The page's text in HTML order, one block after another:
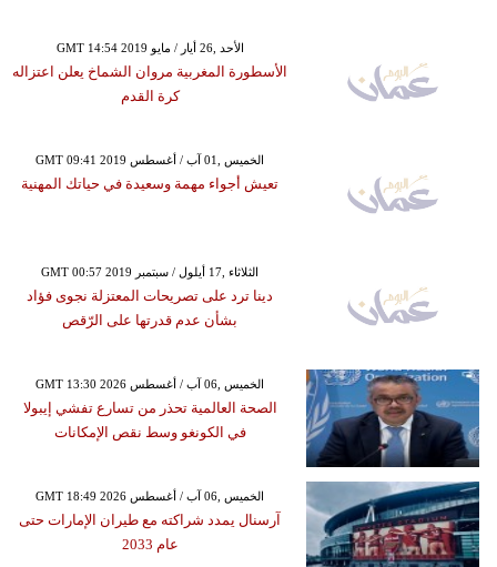
GMT 14:54 2019 الأحد ,26 أيار / مايو
الأسطورة المغربية مروان الشماخ يعلن اعتزاله
كرة القدم
GMT 09:41 2019 الخميس ,01 آب / أغسطس
تعيش أجواء مهمة وسعيدة في حياتك المهنية
GMT 00:57 2019 الثلاثاء ,17 أيلول / سبتمبر
دينا ترد على تصريحات المعتزلة نجوى فؤاد
بشأن عدم قدرتها على الرّقص
GMT 13:30 2026 الخميس ,06 آب / أغسطس
الصحة العالمية تحذر من تسارع تفشي إيبولا
في الكونغو وسط نقص الإمكانات
GMT 18:49 2026 الخميس ,06 آب / أغسطس
آرسنال يمدد شراكته مع طيران الإمارات حتى
عام 2033